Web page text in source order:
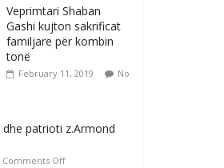
Veprimtari Shaban
Gashi kujton sakrificat
familjare për kombin
tonë
February 11, 2019
No
dhe patrioti z.Armond
Comments Off